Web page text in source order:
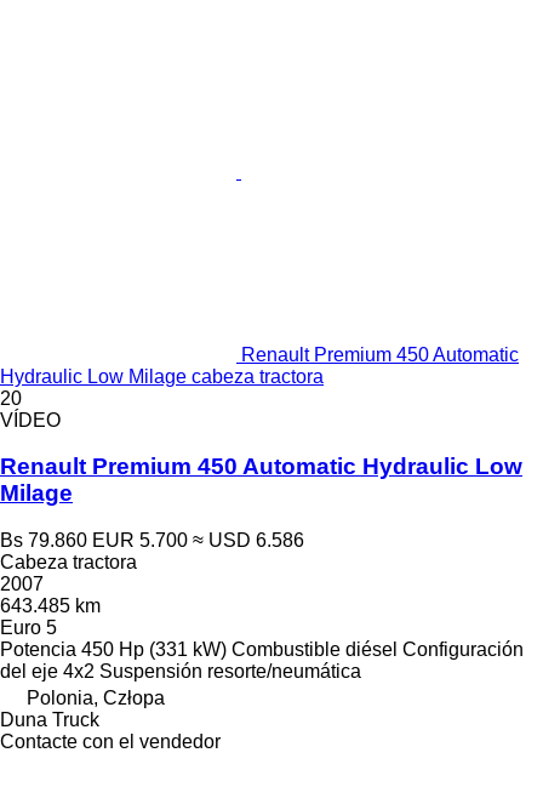
Renault Premium 450 Automatic
Hydraulic Low Milage cabeza tractora
20
VÍDEO
Renault Premium 450 Automatic Hydraulic Low
Milage
Bs 79.860 EUR 5.700 ≈ USD 6.586
Cabeza tractora
2007
643.485 km
Euro 5
Potencia 450 Hp (331 kW) Combustible diésel Configuración
del eje 4x2 Suspensión resorte/neumática
Polonia, Człopa
Duna Truck
Contacte con el vendedor